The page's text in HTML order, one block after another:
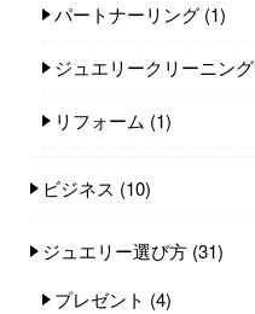
パートナーリング (1)
ジュエリークリーニング
リフォーム (1)
ビジネス (10)
ジュエリー選び方 (31)
プレゼント (4)